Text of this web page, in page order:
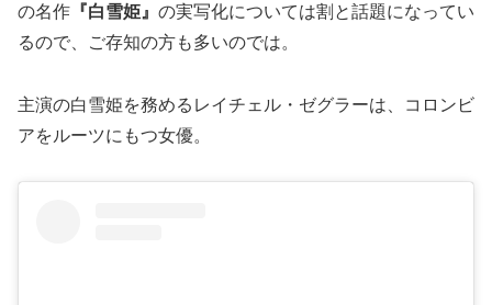
の名作 『白雪姫』 の実写化については割と話題になってい
るので、ご存知の方も多いのでは。
主演の白雪姫を務めるレイチェル・ゼグラーは、コロンビ
アをルーツにもつ女優。